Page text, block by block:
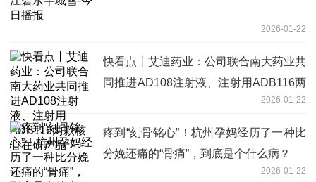
2026-01-22
快看点丨艾迪药业：公司联合南大药业共
同推进AD108注射液、注射用ADB116两
2026-01-22
疼到“刻骨铭心”！杭州孕妈经历了一种比
分娩还痛的“骨痛”，到底是个什么病？
2026-01-22